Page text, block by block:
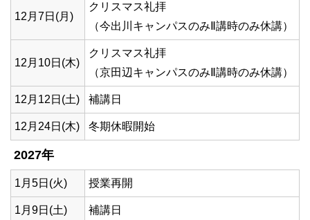
12月7日(月)
クリスマス礼拝
（今出川キャンパスのみⅡ講時のみ休講）
12月10日(木)
クリスマス礼拝
（京田辺キャンパスのみⅡ講時のみ休講）
12月12日(土) 補講日
12月24日(木) 冬期休暇開始
2027年
1月5日(火) 授業再開
1月9日(土) 補講日